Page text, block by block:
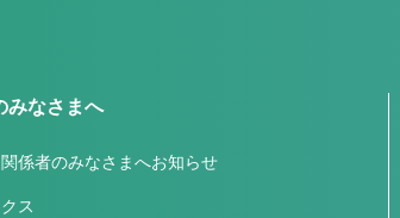
みなさまへ
係者のみなさまへお知らせ
ス